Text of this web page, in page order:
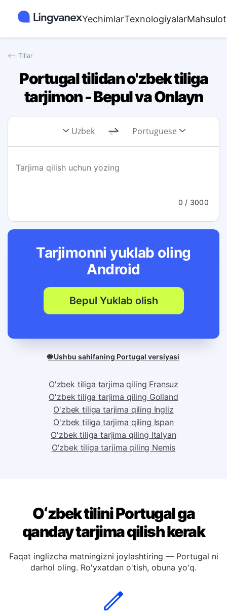
YechimlarTexnologiyalar
⟵ Tillar
Portugal tilidan o'zbek tiliga
tarjimon - Bepul va Onlayn
Uzbek Portuguese
0 / 3000
Tarjimonni yuklab oling
Android
Bepul Yuklab olish
🌐 Ushbu sahifaning Portugal versiyasi
O'zbek tiliga tarjima qiling Fransuz
O'zbek tiliga tarjima qiling Golland
O'zbek tiliga tarjima qiling Ingliz
O'zbek tiliga tarjima qiling Ispan
Oʻzbek tilini Portugal ga
qanday tarjima qilish kerak
darhol oling. Ro'yxatdan o'tish, obuna yo'q.